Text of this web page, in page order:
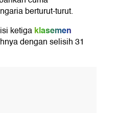
berturut-turut.
ketigaklasemen
dengan selisih 31